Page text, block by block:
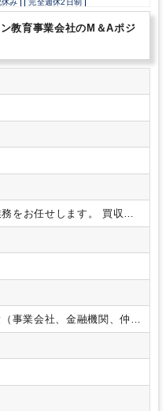
い方、今後のキャリアアップ
柔軟に変化されており、働
導入なども積極的におこなっ
ング」を定期的に開催ビ
を専門的に学べる環境が充実
休み 完全週休2日制
教育事業会社のM＆Aポジ
をお任せします。
買収か
、幅広くご対応いただきま
だく予定です。
・調査・契約支援・統合
成長支援
回発生する可能性がありま
事業会社、金融機関、仲
・東京近郊在住（または転